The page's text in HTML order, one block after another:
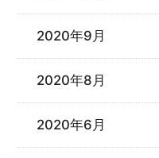
2020年9月
2020年8月
2020年6月